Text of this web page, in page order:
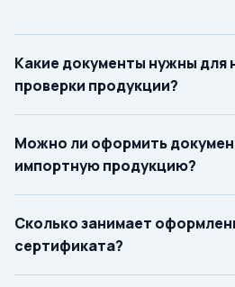
Какие документы нужны для
проверки продукции?
Можно ли оформить
импортную продукцию?
Сколько занимает
сертификата?